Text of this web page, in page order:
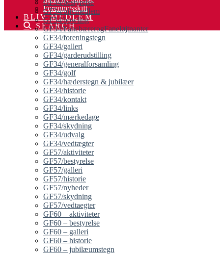
Foreningsskift
BLIV MEDLEM
SEARCH
GF34/bestyrelse
GF34/blivmedlem
GF34/bowling
GF34/FanebærerogFaneløjtnanter
GF34/foreningstegn
GF34/galleri
GF34/garderudstilling
GF34/generalforsamling
GF34/golf
GF34/hæderstegn & jubilæer
GF34/historie
GF34/kontakt
GF34/links
GF34/mærkedage
GF34/skydning
GF34/udvalg
GF34/vedtægter
GF57/aktiviteter
GF57/bestyrelse
GF57/galleri
GF57/historie
GF57/nyheder
GF57/skydning
GF57/vedtaegter
GF60 – aktiviteter
GF60 – bestyrelse
GF60 – galleri
GF60 – historie
GF60 – jubilæumstegn